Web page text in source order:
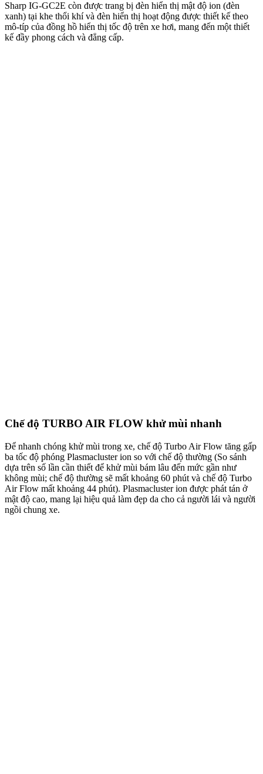
Sharp IG-GC2E còn được trang bị đèn hiển thị mật độ ion (đèn
xanh) tại khe thổi khí và đèn hiển thị hoạt động được thiết kế theo
mô-típ của đồng hồ hiển thị tốc độ trên xe hơi, mang đến một thiết
kế đầy phong cách và đẳng cấp.
Chế độ TURBO AIR FLOW khử mùi nhanh
Để nhanh chóng khử mùi trong xe, chế độ Turbo Air Flow tăng gấp
ba tốc độ phóng Plasmacluster ion so với chế độ thường (So sánh
dựa trên số lần cần thiết để khử mùi bám lâu đến mức gần như
không mùi; chế độ thường sẽ mất khoảng 60 phút và chế độ Turbo
Air Flow mất khoảng 44 phút). Plasmacluster ion được phát tán ở
mật độ cao, mang lại hiệu quả làm đẹp da cho cả người lái và người
ngồi chung xe.